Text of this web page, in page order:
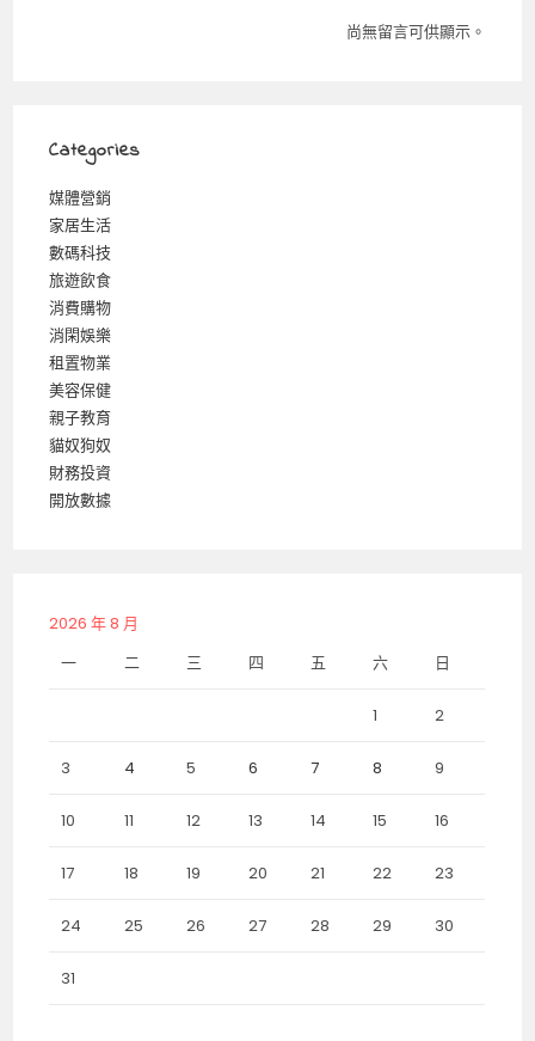
尚無留言可供顯示。
Categories
媒體營銷
家居生活
數碼科技
旅遊飲食
消費購物
消閑娛樂
租置物業
美容保健
親子教育
貓奴狗奴
財務投資
開放數據
2026 年 8 月
一
二 三 四 五 六 日
1 2
3 4 5 6 7 8 9
10 11 12 13 14 15 16
17 18 19 20 21 22 23
24 25 26 27 28 29 30
31